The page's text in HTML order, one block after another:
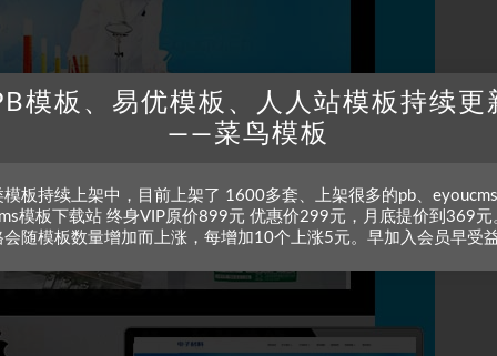
模板、易优模板、人人站模板持续更
——菜鸟模板
模板持续上架中，目前上架了 1600多套、上架很多的pb、eyoucms
模板下载站 终身VIP原价899元 优惠价299元，月底提价到369元
会随模板数量增加而上涨，每增加10个上涨5元。早加入会员早受益